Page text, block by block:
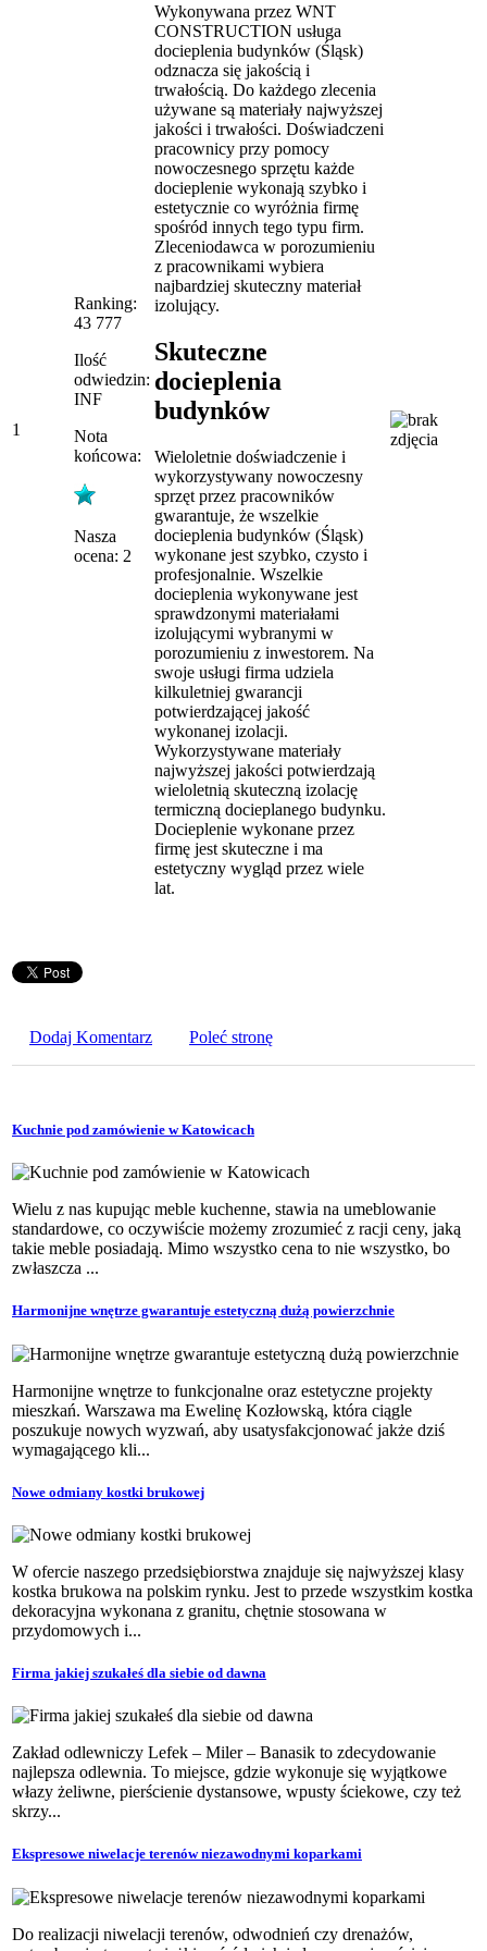
1
Ranking:
43 777
Ilość
odwiedzin:
INF
Nota
końcowa:
Nasza
ocena: 2
Wykonywana przez WNT
CONSTRUCTION usługa
docieplenia budynków (Śląsk)
odznacza się jakością i
trwałością. Do każdego zlecenia
używane są materiały najwyższej
jakości i trwałości. Doświadczeni
pracownicy przy pomocy
nowoczesnego sprzętu każde
docieplenie wykonają szybko i
estetycznie co wyróżnia firmę
spośród innych tego typu firm.
Zleceniodawca w porozumieniu
z pracownikami wybiera
najbardziej skuteczny materiał
izolujący.
Skuteczne
docieplenia
budynków
Wieloletnie doświadczenie i
wykorzystywany nowoczesny
sprzęt przez pracowników
gwarantuje, że wszelkie
docieplenia budynków (Śląsk)
wykonane jest szybko, czysto i
profesjonalnie. Wszelkie
docieplenia wykonywane jest
sprawdzonymi materiałami
izolującymi wybranymi w
porozumieniu z inwestorem. Na
swoje usługi firma udziela
kilkuletniej gwarancji
potwierdzającej jakość
wykonanej izolacji.
Wykorzystywane materiały
najwyższej jakości potwierdzają
wieloletnią skuteczną izolację
termiczną docieplanego budynku.
Docieplenie wykonane przez
firmę jest skuteczne i ma
estetyczny wygląd przez wiele
lat.
Dodaj Komentarz Poleć stronę
Kuchnie pod zamówienie w Katowicach
Wielu z nas kupując meble kuchenne, stawia na umeblowanie
standardowe, co oczywiście możemy zrozumieć z racji ceny, jaką
takie meble posiadają. Mimo wszystko cena to nie wszystko, bo
zwłaszcza ...
Harmonijne wnętrze gwarantuje estetyczną dużą powierzchnie
Harmonijne wnętrze to funkcjonalne oraz estetyczne projekty
mieszkań. Warszawa ma Ewelinę Kozłowską, która ciągle
poszukuje nowych wyzwań, aby usatysfakcjonować jakże dziś
wymagającego kli...
Nowe odmiany kostki brukowej
W ofercie naszego przedsiębiorstwa znajduje się najwyższej klasy
kostka brukowa na polskim rynku. Jest to przede wszystkim kostka
dekoracyjna wykonana z granitu, chętnie stosowana w
przydomowych i...
Firma jakiej szukałeś dla siebie od dawna
Zakład odlewniczy Lefek – Miler – Banasik to zdecydowanie
najlepsza odlewnia. To miejsce, gdzie wykonuje się wyjątkowe
włazy żeliwne, pierścienie dystansowe, wpusty ściekowe, czy też
skrzy...
Ekspresowe niwelacje terenów niezawodnymi koparkami
Do realizacji niwelacji terenów, odwodnień czy drenażów,